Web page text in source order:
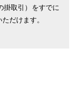
掛取引）をすでに
だけます。